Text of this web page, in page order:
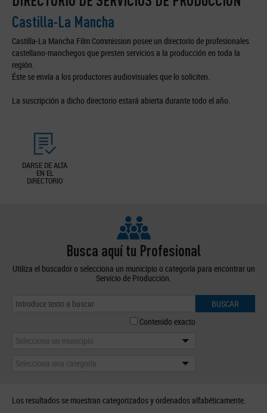
Castilla-La Mancha
Castilla-La Mancha Film Commission posee un directorio de profesionales
castellano-manchegos que presten servicios a la producción en toda la
región.
Éste se envía a los productores audiovisuales que lo soliciten.
La suscripción a dicho directorio estará abierta durante todo el año.
DARSE DE ALTA
EN EL
DIRECTORIO
Busca aquí tu Profesional
Utiliza el buscador o selecciona un municipio o categoría para encontrar un
Servicio de Producción.
BUSCAR
Contenido exacto
Selecciona un municipio
Selecciona una categoría
Los resultados se muestran categorizados y ordenados alfabéticamente.